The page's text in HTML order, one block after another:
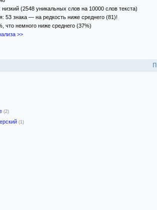
(2548 уникальных слов на 10000 слов текста)
53 знака — на редкость ниже среднего (81)!
что немного ниже среднего (37%)
>>
(2)
(1)